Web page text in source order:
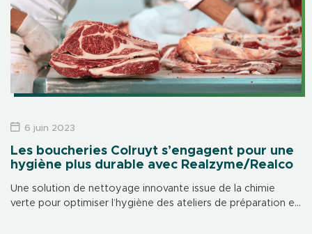
Les boucheries Colruyt s’engagent pour une
hygiène plus durable avec Realzyme/Realco
Une solution de nettoyage innovante issue de la chimie
verte pour optimiser l’hygiène des ateliers de préparation et
6 juin 2023